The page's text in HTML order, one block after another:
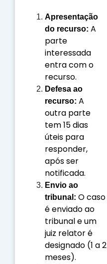
Apresentação
do recurso: A
parte
interessada
entra com o
recurso.
Defesa ao
recurso: A
outra parte
tem 15 dias
úteis para
responder,
após ser
notificada.
Envio ao
tribunal: O caso
é enviado ao
tribunal e um
juiz relator é
designado (1 a 2
meses).